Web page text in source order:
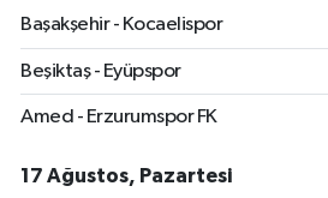
Başakşehir - Kocaelispor
Beşiktaş - Eyüpspor
Amed - Erzurumspor FK
17 Ağustos, Pazartesi